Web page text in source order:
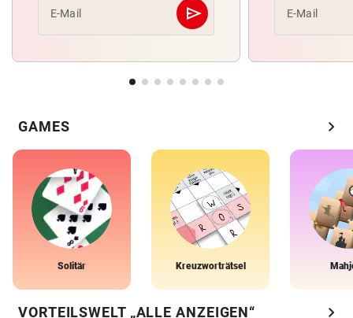
E-Mail send
Abschicken E-Mail
GAMES chevron_right
Solitär Kreuzworträtsel
VORTEILSWELT „ALLE ANZEIGEN“ chevron_right